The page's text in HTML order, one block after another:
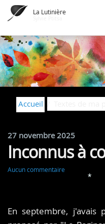
*
La Lutinière
Accueil
27 novembre 2025
Inconnus à
Aucun commentaire
En septembre, j'avais